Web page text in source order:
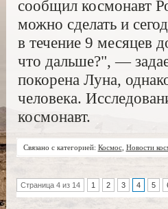
сообщил космонавт
можно сделать и
в течение 9 месяцев
что дальше?", —
покорена Луна,
человека.
космонавт.
Связано с категорией: Космос, Новости
Страница 4 из 14 1 2 3 4 5